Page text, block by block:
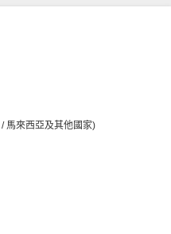
馬來西亞及其他國家)